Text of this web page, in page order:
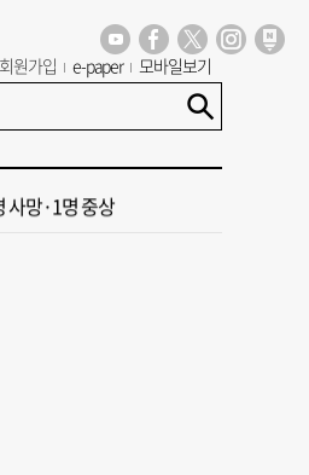
회원가입 e-paper 모바일보기
속출
곳 열어라
사망·1명 중상